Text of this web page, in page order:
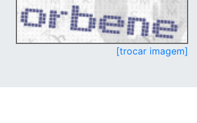
[trocar imagem]